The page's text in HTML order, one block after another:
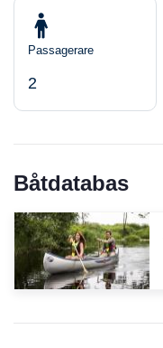
Passagerare
2
Båtdatabas